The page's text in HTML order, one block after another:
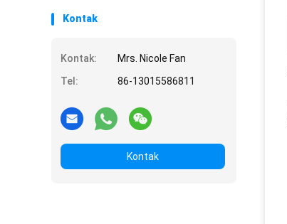
Kontak
Kontak:
Mrs. Nicole Fan
Tel:
86-13015586811
Kontak